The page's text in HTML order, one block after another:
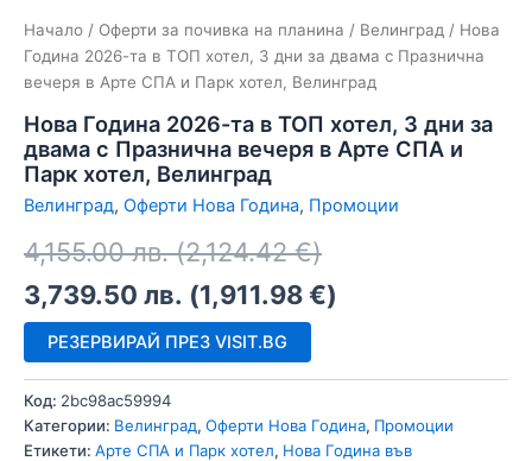
Начало / Оферти за почивка на планина / Велинград / Нова
Година 2026-та в ТОП хотел, 3 дни за двама с Празнична
вечеря в Арте СПА и Парк хотел, Велинград
Нова Година 2026-та в ТОП хотел, 3 дни за
двама с Празнична вечеря в Арте СПА и
Парк хотел, Велинград
Велинград, Оферти Нова Година, Промоции
4,155.00лв. (2,124.42€)
3,739.50 лв. (1,911.98€)
РЕЗЕРВИРАЙ ПРЕЗ VISIT.BG
Код: 2bc98ac59994
Категории: Велинград, Оферти Нова Година, Промоции
Етикети: Арте СПА и Парк хотел, Нова Година във